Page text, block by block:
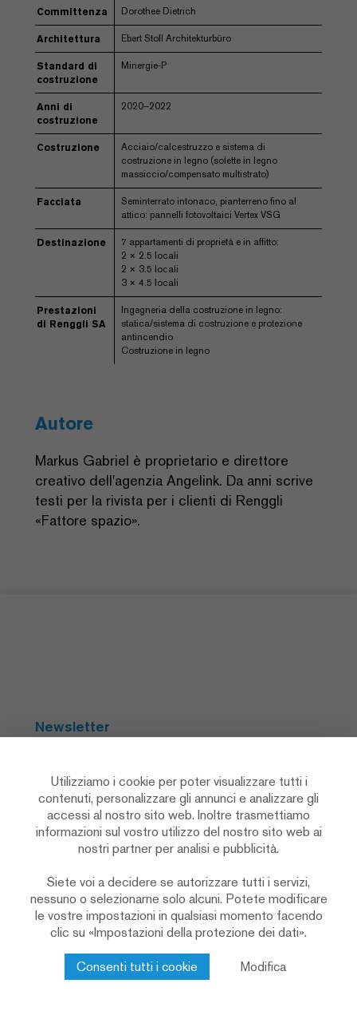
Committenza Dorothee Dietrich
Architettura Ebert Stoll Architekturbüro
Standard di
costruzione
Minergie-P
Anni di
costruzione
2020–2022
Costruzione
Acciaio/calcestruzzo e sistema di
costruzione in legno (solette in legno
massiccio/compensato multistrato)
Facciata
Seminterrato intonaco, pianterreno fino al
attico: pannelli fotovoltaici Vertex VSG
Destinazione
7 appartamenti di proprietà e in affitto:
2 × 2.5 locali
2 × 3.5 locali
3 × 4.5 locali
Prestazioni
di Renggli SA
Ingegneria della costruzione in legno:
statica/sistema di costruzione e protezione
antincendio
Costruzione in legno
Autore
Markus Gabriel è proprietario e direttore
creativo dell'agenzia Angelink. Da anni scrive
testi per la rivista per i clienti di Renggli
«Fattore spazio».
Newsletter
Social Media
Impostazioni sulla privacy
Cookie Policy
Colophon & note legali
Contatto
Utilizziamo i cookie per poter visualizzare tutti i
contenuti, personalizzare gli annunci e analizzare gli
accessi al nostro sito web. Inoltre trasmettiamo
informazioni sul vostro utilizzo del nostro sito web ai
nostri partner per analisi e pubblicità.
Siete voi a decidere se autorizzare tutti i servizi,
nessuno o selezionarne solo alcuni. Potete modificare
le vostre impostazioni in qualsiasi momento facendo
clic su «Impostazioni della protezione dei dati».
Consenti tutti i cookie Modifica